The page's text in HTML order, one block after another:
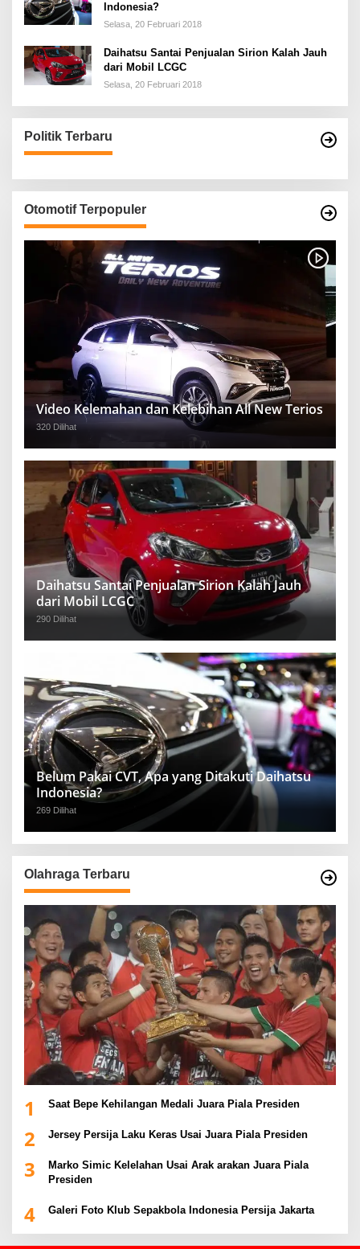
Indonesia?
Selasa, 20 Februari 2018
Daihatsu Santai Penjualan Sirion Kalah Jauh
dari Mobil LCGC
Selasa, 20 Februari 2018
Politik Terbaru
Otomotif Terpopuler
Video Kelemahan dan Kelebihan All New Terios
320 Dilihat
Daihatsu Santai Penjualan Sirion Kalah Jauh
dari Mobil LCGC
290 Dilihat
Belum Pakai CVT, Apa yang Ditakuti Daihatsu
Indonesia?
269 Dilihat
Olahraga Terbaru
1 Saat Bepe Kehilangan Medali Juara Piala Presiden
2 Jersey Persija Laku Keras Usai Juara Piala Presiden
3
Marko Simic Kelelahan Usai Arak arakan Juara Piala
Presiden
4 Galeri Foto Klub Sepakbola Indonesia Persija Jakarta